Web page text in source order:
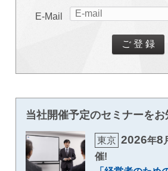
E-Mail
当社開催予定のセミナーをお
東京 2026年8
催!